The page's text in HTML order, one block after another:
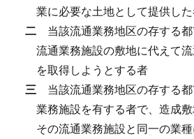
業に必要な土地として提供し
二 当該流通業務地区の存する
流通業務施設の敷地に代えて
を取得しようとする者
三 当該流通業務地区の存する
業務施設を有する者で、造成
その流通業務施設と同一の業